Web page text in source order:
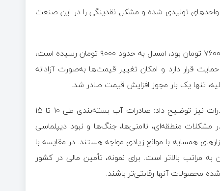
واحد‌های تولیدی شده و مشکل نقدینگی را در این صنعت
فروهر با بیان اینکه قیمت بطری‌های کوچک که سال گذشته حدود ۷۶۰۰ تومان بود، امسال به حدود ۹۰۰۰ تومان رسیده است،
قرار دارد و امکان تغییر قیمت‌ها به‌صورت آزادانه
تنها یک بار مجوز افزایش قیمت صادر شد.
او درباره ظرفیت‌های خالی صنعت و امکان استفاده از آن برای صادرات نیز توضیح داد: صادرات آب بسته‌بندی طی ۱۰ تا ۱۵
منطقه‌ای، ناامنی‌ها، جنگ‌ها و نبود دیپلماسی
همسایه با موانع زیادی مواجه هستند. در مقایسه با
مراتب بالاتر است. برای نمونه، تأمین مالی در کشور
محصولات آنها رقابتی‌تر باشند.